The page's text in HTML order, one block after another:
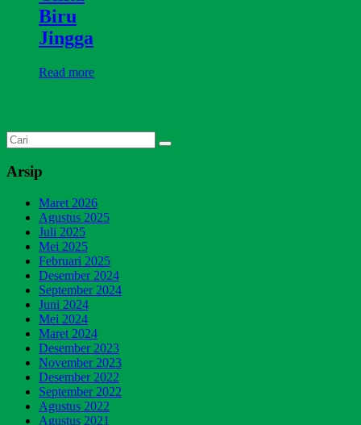
Biru
Jingga
Read more
Arsip
Maret 2026
Agustus 2025
Juli 2025
Mei 2025
Februari 2025
Desember 2024
September 2024
Juni 2024
Mei 2024
Maret 2024
Desember 2023
November 2023
Desember 2022
September 2022
Agustus 2022
Agustus 2021